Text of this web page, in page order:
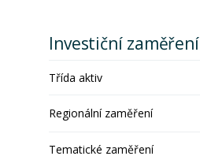
Investiční zaměření
Třída aktiv
Regionální zaměření
Tematické zaměření